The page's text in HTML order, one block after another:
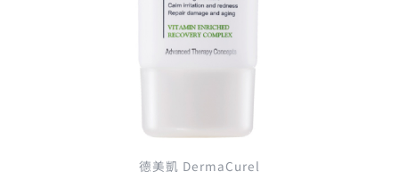
德美凱 DermaCurel